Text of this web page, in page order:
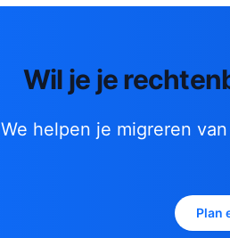
Wil je je
We helpen je migreren
Plan